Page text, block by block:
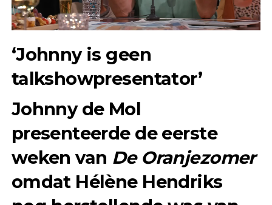
‘Johnny is geen
talkshowpresentator’
Johnny de Mol
presenteerde de eerste
weken van De Oranjezomer
omdat Hélène Hendriks